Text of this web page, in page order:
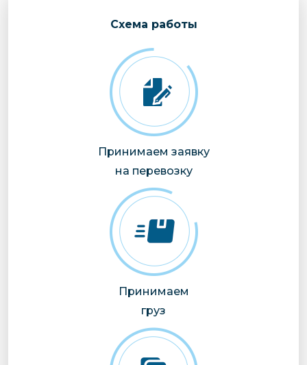
Cхема работы
Принимаем заявку
на перевозку
Принимаем
груз